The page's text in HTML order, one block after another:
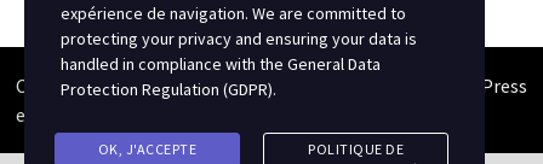
Copyright © 2026Semipro Magazine
WordPress
et
expérience de navigation. We are committed to
protecting your privacy and ensuring your data is
handled in compliance with the General Data
Protection Regulation (GDPR).
OK, J'ACCEPTE
POLITIQUE DE